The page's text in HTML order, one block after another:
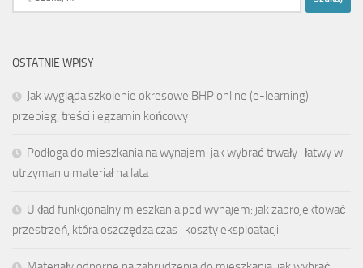
OSTATNIE WPISY
Jak wygląda szkolenie okresowe BHP online (e-learning):
przebieg, treści i egzamin końcowy
Podłoga do mieszkania na wynajem: jak wybrać trwały i łatwy w
utrzymaniu materiał na lata
Układ funkcjonalny mieszkania pod wynajem: jak zaprojektować
przestrzeń, która oszczędza czas i koszty eksploatacji